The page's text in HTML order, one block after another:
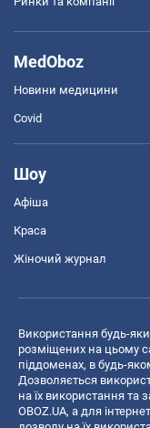
MedOboz
Новини медицини
Covid
Шоу
Афіша
Краса
Жіночий журнал
Використання будь-
розміщених на цьому
піддоменах, в будь-
Дозволяється
на їх використання та
OBOZ.UA, а для